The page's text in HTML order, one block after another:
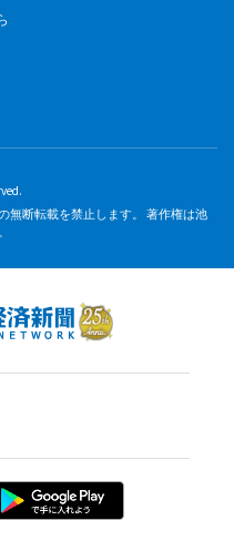
無断転載を禁止します。 著作権は池